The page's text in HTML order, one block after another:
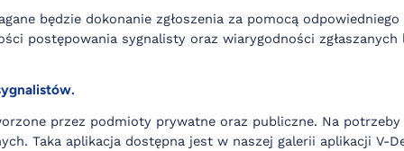
będzie dokonanie zgłoszenia za pomocą odpowiedniego
postępowania sygnalisty oraz wiarygodności
przez podmioty prywatne oraz publiczne. Na
Taka aplikacja dostępna jest w naszej galerii aplikacji V-